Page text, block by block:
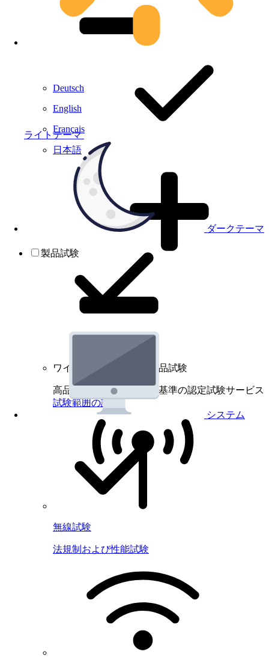
ライトテーマ
ダークテーマ
システム
Deutsch
English
Français
日本語
製品試験
ワイヤレスデバイスの製品試験
高品質規格に基づく国際基準の認定試験サービス
試験範囲の詳細
無線試験
法規制および性能試験